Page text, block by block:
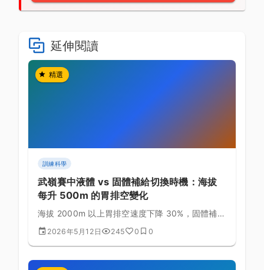
延伸閱讀
精選
訓練科學
武嶺賽中液體 vs 固體補給切換時機：海拔
每升 500m 的胃排空變化
海拔 2000m 以上胃排空速度下降 30%，固體補給
易引起腹脹。掌握液體與固體的切換時機，避免後
段噁心與停車嘔吐的慘劇。
2026年5月12日 245 0 0